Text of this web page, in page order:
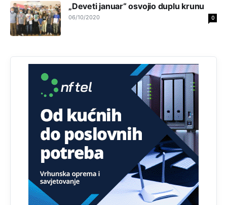
„Deveti januar“ osvojio duplu krunu
06/10/2020 0
koristi internet, niti ima pristup računarima
Анонимно2818605
Анонимно2818605 8/8/2026
Ovo pravilo jeste unijelo opravdan strah, posebno kada
su u pitanju starije osobe, osobe sa slabijim vidom ili
drhtavom rukom
Анонимно2819033 8/8/2026
Yes,nekada je bila corava kutija za IZBORE a danas su
coravi biraci.
Анонимно2553747 8/8/2026 2:53